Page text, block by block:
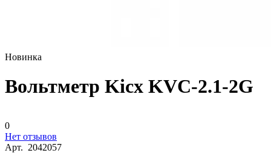
Новинка
Вольтметр Kicx KVC-2.1-2G
0
Нет отзывов
Арт. 2042057